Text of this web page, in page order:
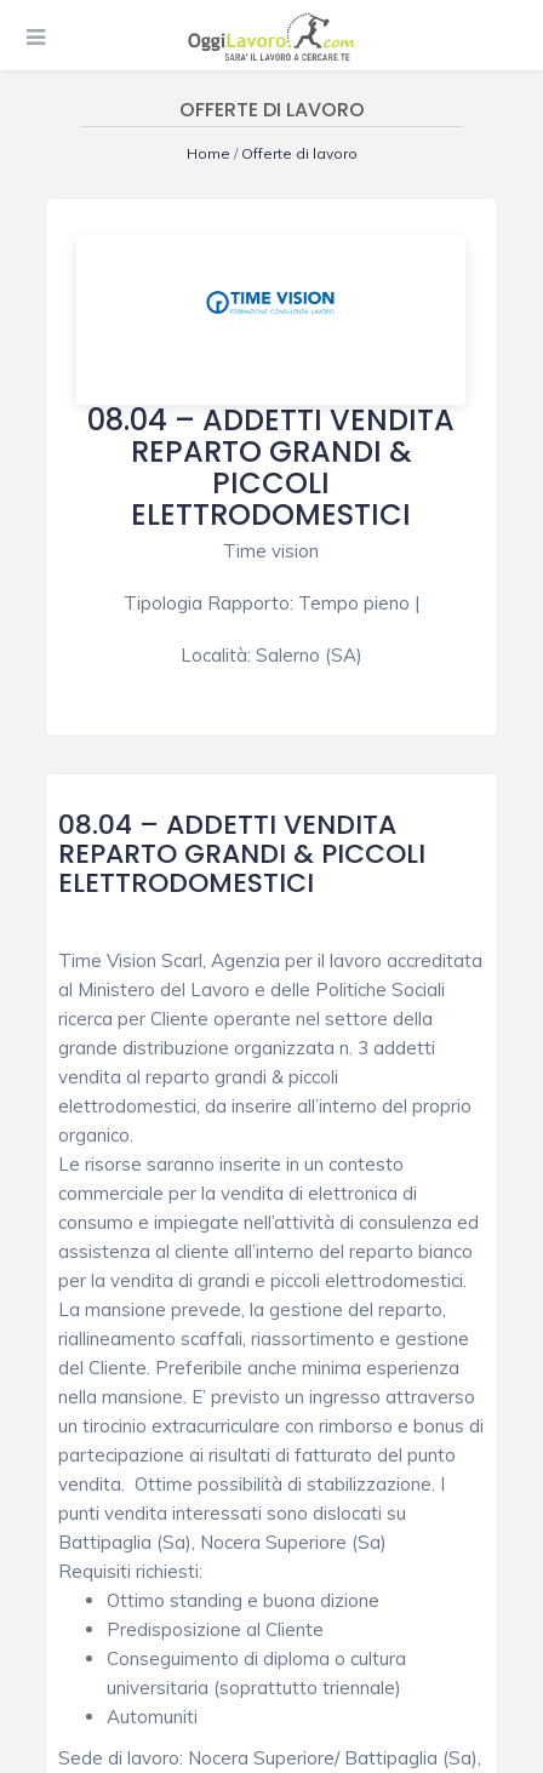
OFFERTE DI LAVORO
Home / Offerte di lavoro
08.04 – ADDETTI VENDITA
REPARTO GRANDI &
PICCOLI
ELETTRODOMESTICI
Time vision
Tipologia Rapporto: Tempo pieno |
Località: Salerno (SA)
08.04 – ADDETTI VENDITA
REPARTO GRANDI & PICCOLI
ELETTRODOMESTICI
Time Vision Scarl, Agenzia per il lavoro accreditata
al Ministero del Lavoro e delle Politiche Sociali
ricerca per Cliente operante nel settore della
grande distribuzione organizzata n. 3 addetti
vendita al reparto grandi & piccoli
elettrodomestici, da inserire all’interno del proprio
organico.
Le risorse saranno inserite in un contesto
commerciale per la vendita di elettronica di
consumo e impiegate nell’attività di consulenza ed
assistenza al cliente all’interno del reparto bianco
per la vendita di grandi e piccoli elettrodomestici.
La mansione prevede, la gestione del reparto,
riallineamento scaffali, riassortimento e gestione
del Cliente. Preferibile anche minima esperienza
nella mansione. E’ previsto un ingresso attraverso
un tirocinio extracurriculare con rimborso e bonus di
partecipazione ai risultati di fatturato del punto
vendita. Ottime possibilità di stabilizzazione. I
punti vendita interessati sono dislocati su
Battipaglia (Sa), Nocera Superiore (Sa)
Requisiti richiesti:
Ottimo standing e buona dizione
Predisposizione al Cliente
Conseguimento di diploma o cultura
universitaria (soprattutto triennale)
Automuniti
Sede di lavoro: Nocera Superiore/ Battipaglia (Sa),